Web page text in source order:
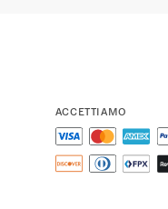
ACCETTIAMO